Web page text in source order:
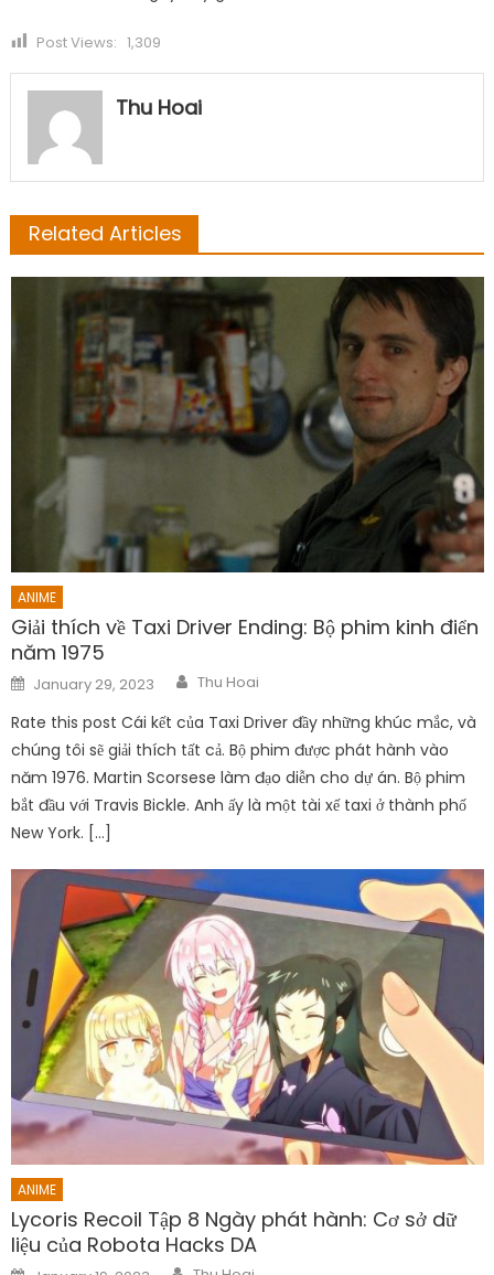
Post Views: 1,309
Thu Hoai
Related Articles
ANIME
Giải thích về Taxi Driver Ending: Bộ phim kinh điển
năm 1975
Posted
on
January 29, 2023 Author
Thu Hoai
Rate this post Cái kết của Taxi Driver đầy những khúc mắc, và
chúng tôi sẽ giải thích tất cả. Bộ phim được phát hành vào
năm 1976. Martin Scorsese làm đạo diễn cho dự án. Bộ phim
bắt đầu với Travis Bickle. Anh ấy là một tài xế taxi ở thành phố
New York. […]
ANIME
Lycoris Recoil Tập 8 Ngày phát hành: Cơ sở dữ
liệu của Robota Hacks DA
Author